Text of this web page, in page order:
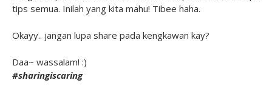
tips semua. Inilah yang kita mahu! Tibee haha.
Okayy.. jangan lupa share pada kengkawan kay?
Daa~ wassalam! :)
#sharingiscaring